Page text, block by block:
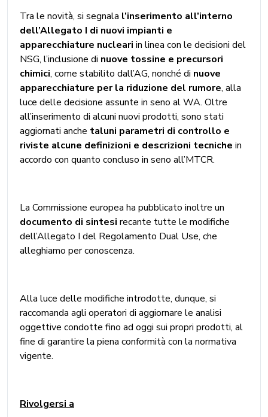
Tra le novità, si segnala l’inserimento all’interno
dell’Allegato I di nuovi impianti e
apparecchiature nucleari in linea con le decisioni del
NSG, l’inclusione di nuove tossine e precursori
chimici, come stabilito dall’AG, nonché di nuove
apparecchiature per la riduzione del rumore, alla
luce delle decisione assunte in seno al WA. Oltre
all’inserimento di alcuni nuovi prodotti, sono stati
aggiornati anche taluni parametri di controllo e
riviste alcune definizioni e descrizioni tecniche in
accordo con quanto concluso in seno all’MTCR.
La Commissione europea ha pubblicato inoltre un
documento di sintesi recante tutte le modifiche
dell’Allegato I del Regolamento Dual Use, che
alleghiamo per conoscenza.
Alla luce delle modifiche introdotte, dunque, si
raccomanda agli operatori di aggiornare le analisi
oggettive condotte fino ad oggi sui propri prodotti, al
fine di garantire la piena conformità con la normativa
vigente.
Rivolgersi a